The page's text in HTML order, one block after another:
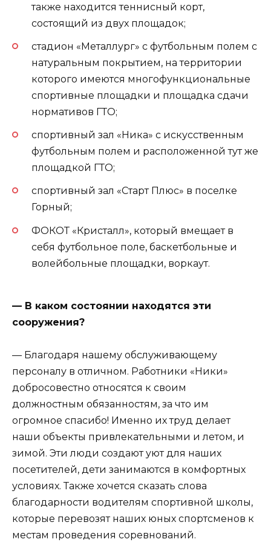
также находится теннисный корт,
состоящий из двух площадок;
стадион «Металлург» с футбольным полем с
натуральным покрытием, на территории
которого имеются многофункциональные
спортивные площадки и площадка сдачи
нормативов ГТО;
спортивный зал «Ника» с искусственным
футбольным полем и расположенной тут же
площадкой ГТО;
спортивный зал «Старт Плюс» в поселке
Горный;
ФОКОТ «Кристалл», который вмещает в
себя футбольное поле, баскетбольные и
волейбольные площадки, воркаут.
— В каком состоянии находятся эти
сооружения?
— Благодаря нашему обслуживающему
персоналу в отличном. Работники «Ники»
добросовестно относятся к своим
должностным обязанностям, за что им
огромное спасибо! Именно их труд делает
наши объекты привлекательными и летом, и
зимой. Эти люди создают уют для наших
посетителей, дети занимаются в комфортных
условиях. Также хочется сказать слова
благодарности водителям спортивной школы,
которые перевозят наших юных спортсменов к
местам проведения соревнований.